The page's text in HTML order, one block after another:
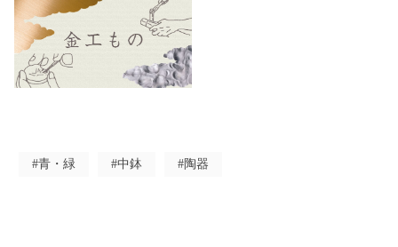
#青・緑 #中鉢 #陶器